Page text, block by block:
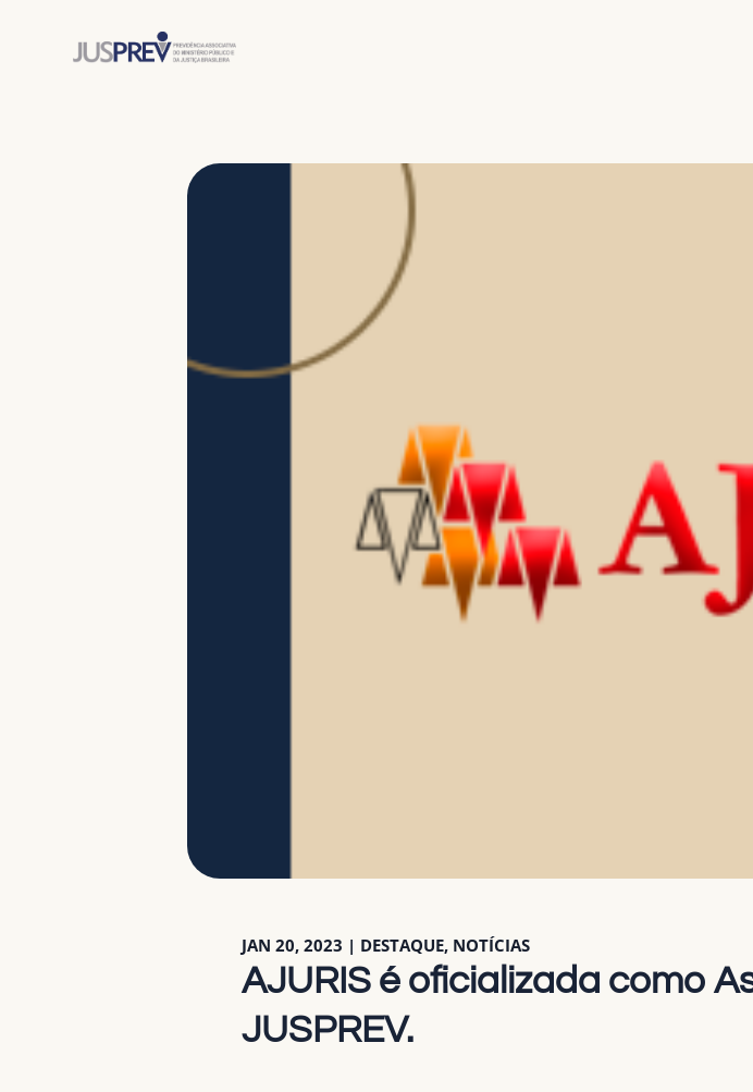
AJURIS é oficializada como
JUSPREV.
JAN 20, 2023 | DESTAQUE, NOTÍCIAS